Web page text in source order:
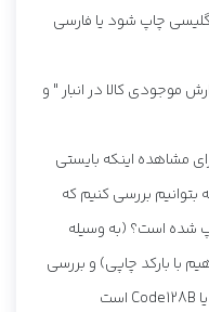
چاپ شود یا فارسی
موجودی کالا در انبار " و
مشاهده اینکه بایستی
بررسی کنیم که
شده است؟ (به وسیله
با بارکد چاپی) و بررسی